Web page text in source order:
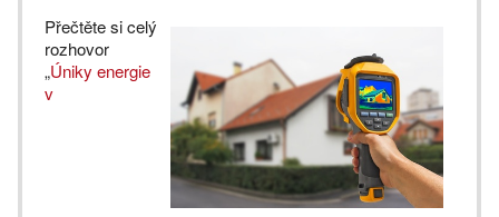
Přečtěte si celý
rozhovor
„Úniky energie
v